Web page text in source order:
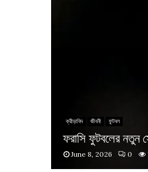
ক্রীড়াবিদ জীবনী ফুটবল
ফরাসি ফুটবলের নতুন
June 8, 2026 0